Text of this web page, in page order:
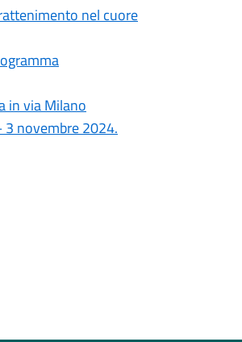
nel cuore
in via Milano
novembre 2024.